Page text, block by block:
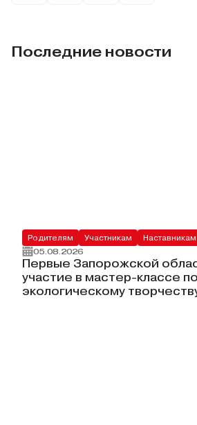
Последние новости
Родителям Участникам Наставникам
05.08.2026
Первые Запорожской
участие в мастер-классе по
экологическому